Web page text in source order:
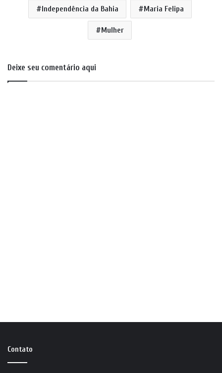
Independência da Bahia Maria Felipa
Mulher
Deixe seu comentário aqui
Contato